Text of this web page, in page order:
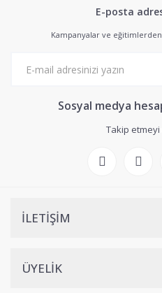
E-posta
Kampanyalar ve
Sosyal medya
Takip etmeyi
İLETİŞİM
ÜYELİK